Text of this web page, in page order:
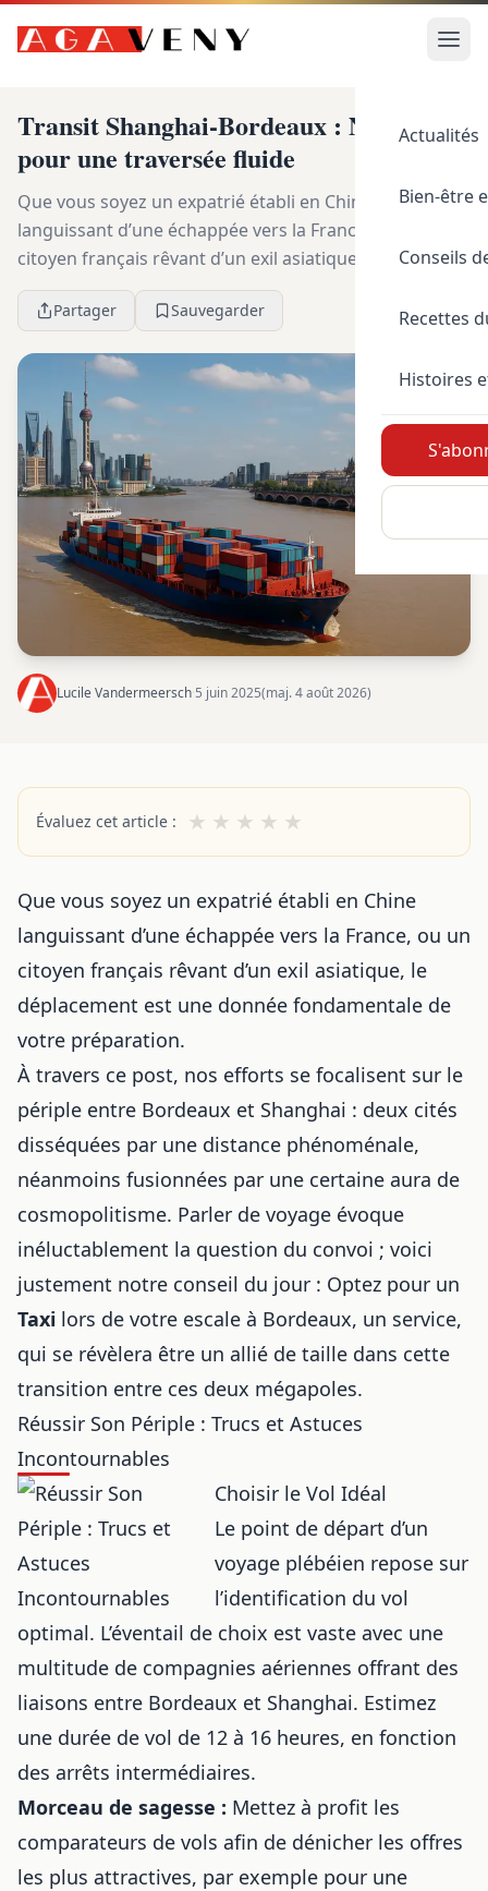
Actualités
Bien-être
Conseils
Recettes
Histoires
Transit Shanghai-Bordeaux : Nos pistes
pour une traversée fluide
Que vous soyez un expatrié établi en Chine
languissant d’une échappée vers la France, ou un
citoyen français rêvant d’un exil asiatique, le
déplacement est une donnée fondamentale de votre
préparation...
Partager Sauvegarder
Lucile Vandermeersch·5 juin 2025(maj. 4 août 2026)
Évaluez cet article : ★ ★ ★ ★ ★
Que vous soyez un expatrié établi en Chine
languissant d’une échappée vers la France, ou un
citoyen français rêvant d’un exil asiatique, le
déplacement est une donnée fondamentale de
votre préparation.
À travers ce post, nos efforts se focalisent sur le
périple entre Bordeaux et Shanghai : deux cités
disséquées par une distance phénoménale,
néanmoins fusionnées par une certaine aura de
cosmopolitisme. Parler de voyage évoque
inéluctablement la question du convoi ; voici
justement notre conseil du jour : Optez pour un
Taxi lors de votre escale à Bordeaux, un service,
qui se révèlera être un allié de taille dans cette
transition entre ces deux mégapoles.
Réussir Son Périple : Trucs et Astuces
Incontournables
Choisir le Vol Idéal
Le point de départ d’un
voyage plébéien repose sur
l’identification du vol
optimal. L’éventail de choix est vaste avec une
multitude de compagnies aériennes offrant des
liaisons entre Bordeaux et Shanghai. Estimez
une durée de vol de 12 à 16 heures, en fonction
des arrêts intermédiaires.
Morceau de sagesse : Mettez à profit les
comparateurs de vols afin de dénicher les offres
les plus attractives, par exemple pour une